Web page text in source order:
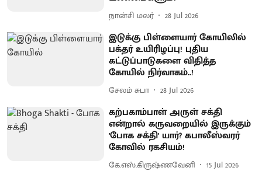
நான்சி மலர் 28 Jul 2026
இடுக்கு பிள்ளையார் கோயிலில்
பக்தர் உயிரிழப்பு! புதிய
கட்டுப்பாடுகளை விதித்த
கோயில் நிர்வாகம்..!
சேலம் சுபா 28 Jul 2026
கற்பகாம்பாள் அருள் சக்தி
என்றால் கருவறையில் இருக்கும்
'போக சக்தி' யார்? கபாலீஸ்வரர்
கோவில் ரகசியம்!
கே.எஸ்.கிருஷ்ணவேனி 15 Jul 2026